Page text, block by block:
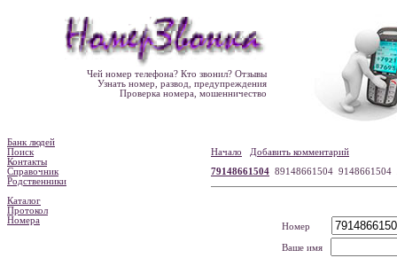
Чей номер телефона? Кто звонил? Отзывы
Узнать номер, развод, предупреждения
Проверка номера, мошенничество
Банк людей
Поиск
Контакты
Справочник
Родственники
Каталог
Протокол
Номера
Начало
Добавить комментарий
79148661504 89148661504 9148661504
Номер
Ваше имя